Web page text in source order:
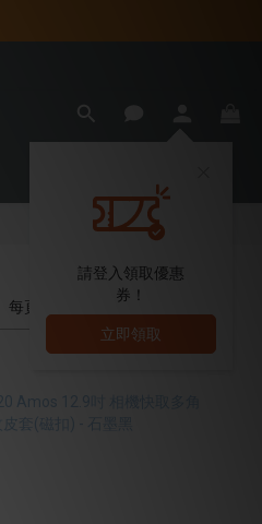
請登入領取優惠
券！
立即領取
每頁顯示 24 個